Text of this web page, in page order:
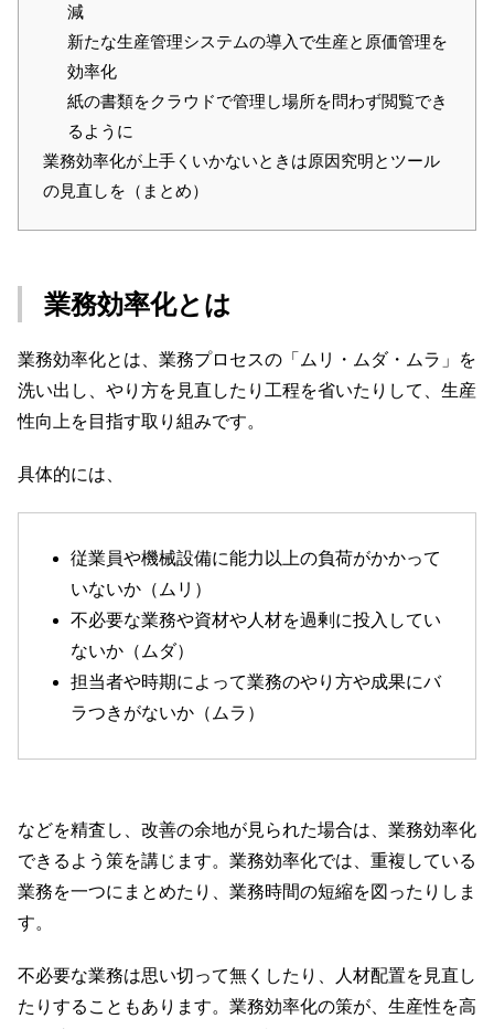
減
新たな生産管理システムの導入で生産と原価管理を
効率化
紙の書類をクラウドで管理し場所を問わず閲覧でき
るように
業務効率化が上手くいかないときは原因究明とツール
の見直しを（まとめ）
業務効率化とは
業務効率化とは、業務プロセスの「ムリ・ムダ・ムラ」を
洗い出し、やり方を見直したり工程を省いたりして、生産
性向上を目指す取り組みです。
具体的には、
従業員や機械設備に能力以上の負荷がかかって
いないか（ムリ）
不必要な業務や資材や人材を過剰に投入してい
ないか（ムダ）
担当者や時期によって業務のやり方や成果にバ
ラつきがないか（ムラ）
などを精査し、改善の余地が見られた場合は、業務効率化
できるよう策を講じます。業務効率化では、重複している
業務を一つにまとめたり、業務時間の短縮を図ったりしま
す。
不必要な業務は思い切って無くしたり、人材配置を見直し
たりすることもあります。業務効率化の策が、生産性を高